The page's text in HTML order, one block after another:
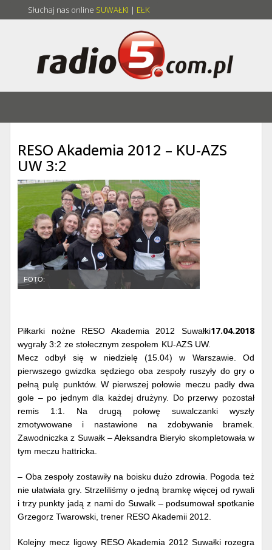
Słuchaj nas online SUWAŁKI | EŁK
RESO Akademia 2012 – KU-AZS
UW 3:2
FOTO:
17.04.2018
Piłkarki nożne RESO Akademia 2012 Suwałki
wygrały 3:2 ze stołecznym zespołem KU-AZS UW.
Mecz odbył się w niedzielę (15.04) w Warszawie. Od
pierwszego gwizdka sędziego oba zespoły ruszyły do gry o
pełną pulę punktów. W pierwszej połowie meczu padły dwa
gole – po jednym dla każdej drużyny. Do przerwy pozostał
remis 1:1. Na drugą połowę suwalczanki wyszły
zmotywowane i nastawione na zdobywanie bramek.
Zawodniczka z Suwałk – Aleksandra Bieryło skompletowała w
tym meczu hattricka.
– Oba zespoły zostawiły na boisku dużo zdrowia. Pogoda też
nie ułatwiała gry. Strzeliliśmy o jedną bramkę więcej od rywali
i trzy punkty jadą z nami do Suwałk – podsumował spotkanie
Grzegorz Twarowski, trener RESO Akademii 2012.
Kolejny mecz ligowy RESO Akademia 2012 Suwałki rozegra